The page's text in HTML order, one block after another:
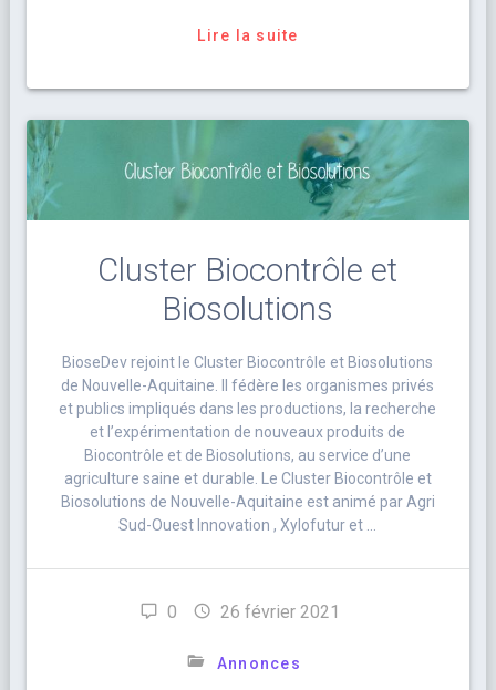
Lire la suite
Cluster Biocontrôle et
Biosolutions
BioseDev rejoint le Cluster Biocontrôle et Biosolutions
de Nouvelle-Aquitaine. Il fédère les organismes privés
et publics impliqués dans les productions, la recherche
et l’expérimentation de nouveaux produits de
Biocontrôle et de Biosolutions, au service d’une
agriculture saine et durable. Le Cluster Biocontrôle et
Biosolutions de Nouvelle-Aquitaine est animé par Agri
Sud-Ouest Innovation , Xylofutur et …
0 26 février 2021
Annonces